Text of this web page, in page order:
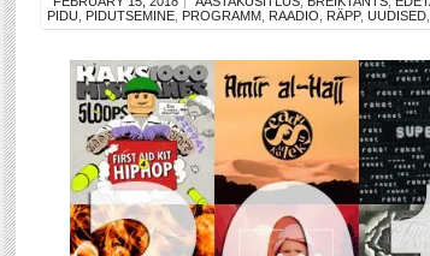
PIDU
PIDUTSEMINE PROGRAMM RAADIO RÄPP, UUDISED